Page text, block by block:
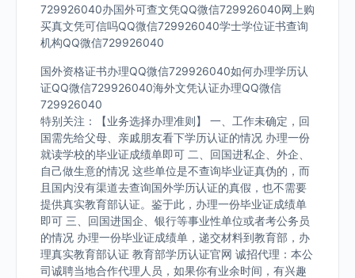
729926040办国外可查文凭QQ微信729926040网上购
买真文凭可信吗QQ微信729926040学士学位证书查询
机构QQ微信729926040
国外资格证书办理QQ微信729926040如何办理学历认
证QQ微信729926040海外文凭认证办理QQ微信
729926040
特别关注：【业务选择办理准则】 一、工作未确定，回
国需先给父母、亲戚朋友看下学历认证的情况 办理一份
就读学校的毕业证成绩单即可 二、回国进私企、外企、
自己做生意的情况 这些单位是不查询毕业证真伪的，而
且国内没有渠道去查询国外学历认证的真假，也不需要
提供真实教育部认证。鉴于此，办理一份毕业证成绩单
即可 三、回国进国企、银行等事业性单位或者考公务员
的情况 办理一份毕业证成绩单，递交材料到教育部，办
理真实教育部认证 教育部学历认证官网 诚招代理：本公
司诚聘当地合作代理人员，如果你有业余时间，有兴趣